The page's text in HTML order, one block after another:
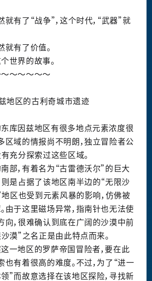
就有了“战争”，这个时代，“武器”就
就有了价值。
世界的故事。
～～～～～
地区的古利奇城市遗迹
库因兹地区有很多地点元素浓度很
区域的情报尚不明朗，独立冒险者公
充分探索过这些区域。
部，有着名为“古雷德沃尔”的巨大
则是占据了该地区南半边的“无限沙
地区也受到元素风暴的影响，仿佛被
由于这里磁场异常，指南针也无法使
向，很难确认到底在广阔的沙漠中前
漠”之名正是由此特点而来。
一地区的罗萨帝国冒险者，要在此
也有着很高的难度。不过，为了“进一
”而故意选择在该地区探险，寻找新